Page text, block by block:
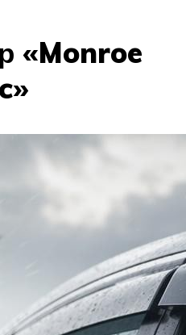
«Monroe